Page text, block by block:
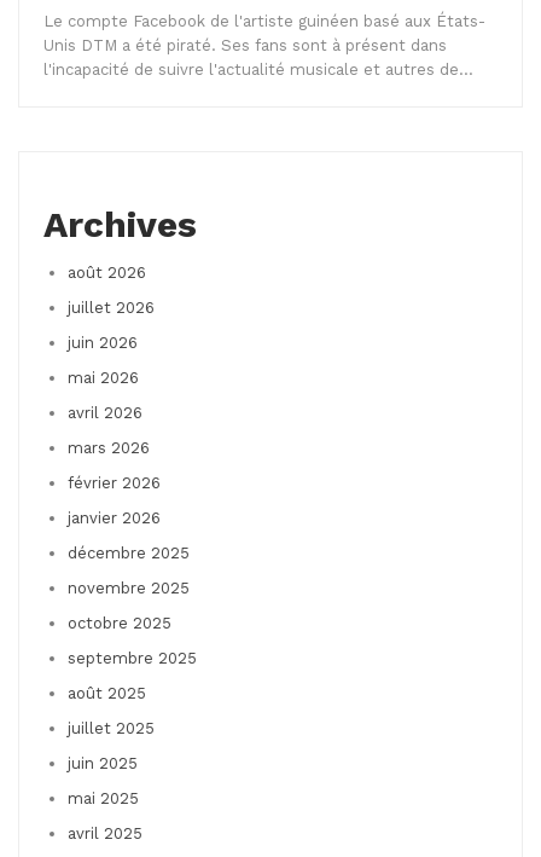
Le compte Facebook de l'artiste guinéen basé aux États-
Unis DTM a été piraté. Ses fans sont à présent dans
l'incapacité de suivre l'actualité musicale et autres de…
Archives
août 2026
juillet 2026
juin 2026
mai 2026
avril 2026
mars 2026
février 2026
janvier 2026
décembre 2025
novembre 2025
octobre 2025
septembre 2025
août 2025
juillet 2025
juin 2025
mai 2025
avril 2025